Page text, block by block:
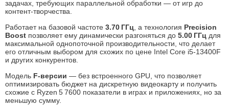
задачах, требующих параллельной обработки — от игр до
контент-творчества.
Работает на базовой частоте 3.70 ГГц , а технология Precision
Boost позволяет ему динамически разгоняться до 5.00 ГГц для
максимальной однопоточной производительности, что делает
его отличным выбором для схожих по цене Intel Core i5‑13400F
и других конкурентов
Модель F‑версии — без встроенного GPU, что позволяет
оптимизировать бюджет на дискретную видеокарту и получить
схожие с Ryzen 5 7600 показатели в играх и приложениях, но за
меньшую сумму.